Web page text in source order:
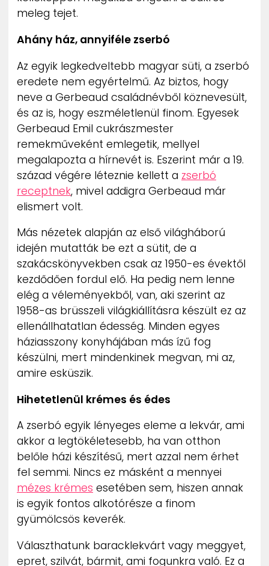
meleg tejet.
Ahány ház, annyiféle zserbó
Az egyik legkedveltebb magyar süti, a zserbó
eredete nem egyértelmű. Az biztos, hogy
neve a Gerbeaud családnévből köznevesült,
és az is, hogy eszméletlenül finom. Egyesek
Gerbeaud Emil cukrászmester
remekműveként emlegetik, mellyel
megalapozta a hírnevét is. Eszerint már a 19.
század végére léteznie kellett a zserbó
receptnek, mivel addigra Gerbeaud már
elismert volt.
Más nézetek alapján az első világháború
idején mutatták be ezt a sütit, de a
szakácskönyvekben csak az 1950-es évektől
kezdődően fordul elő. Ha pedig nem lenne
elég a véleményekből, van, aki szerint az
1958-as brüsszeli világkiállításra készült ez az
ellenállhatatlan édesség. Minden egyes
háziasszony konyhájában más ízű fog
készülni, mert mindenkinek megvan, mi az,
amire esküszik.
Hihetetlenül krémes és édes
A zserbó egyik lényeges eleme a lekvár, ami
akkor a legtökéletesebb, ha van otthon
belőle házi készítésű, mert azzal nem érhet
fel semmi. Nincs ez másként a mennyei
mézes krémes esetében sem, hiszen annak
is egyik fontos alkotórésze a finom
gyümölcsös keverék.
Választhatunk baracklekvárt vagy meggyet,
epret, szilvát, bármit, ami fogunkra való. Ez a